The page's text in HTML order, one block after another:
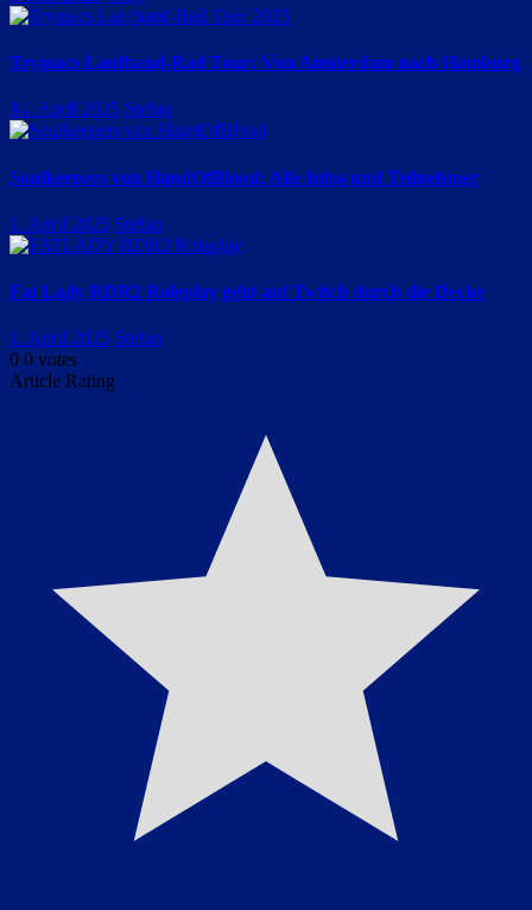
Trymacs Laufband-Rad Tour: Von Amsterdam nach Hamburg
14. April 2025 Stefan
Soulkeepers von HandOfBlood: Alle Infos und Teilnehmer
1. April 2025 Stefan
Fat Lady RDR2 Roleplay geht auf Twitch durch die Decke
1. April 2025 Stefan
0 0 votes
Article Rating